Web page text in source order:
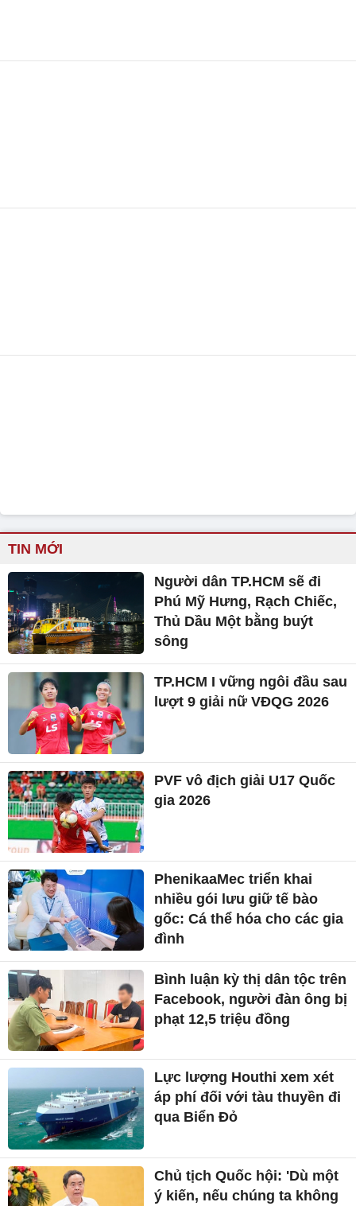
TIN MỚI
Người dân TP.HCM sẽ đi
Phú Mỹ Hưng, Rạch Chiếc,
Thủ Dầu Một bằng buýt
sông
TP.HCM I vững ngôi đầu sau
lượt 9 giải nữ VĐQG 2026
PVF vô địch giải U17 Quốc
gia 2026
PhenikaaMec triển khai
nhiều gói lưu giữ tế bào
gốc: Cá thể hóa cho các gia
đình
Bình luận kỳ thị dân tộc trên
Facebook, người đàn ông bị
phạt 12,5 triệu đồng
Lực lượng Houthi xem xét
áp phí đối với tàu thuyền đi
qua Biển Đỏ
Chủ tịch Quốc hội: 'Dù một
ý kiến, nếu chúng ta không